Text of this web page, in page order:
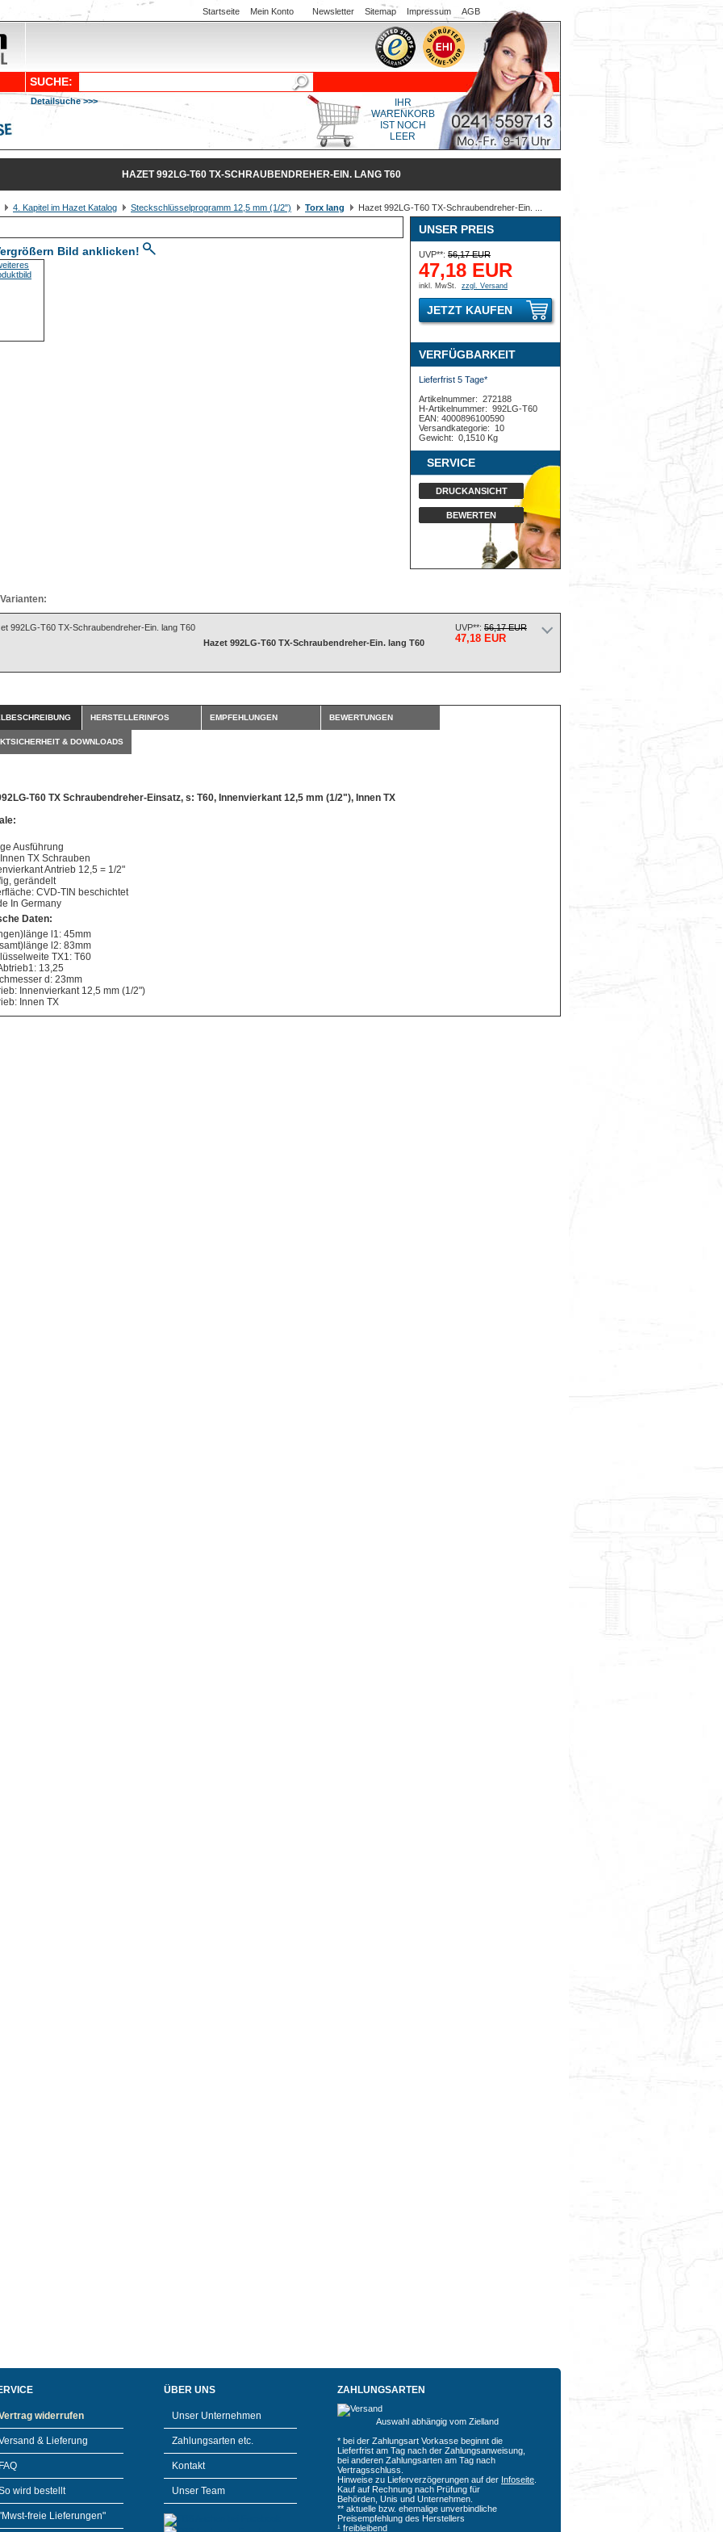
Startseite Mein Konto Newsletter Sitemap Impressum AGB
SUCHE:
Detailsuche >>>
IHR
WARENKORB
IST NOCH
LEER
HAZET 992LG-T60 TX-SCHRAUBENDREHER-EIN. LANG T60
4. Kapitel im Hazet Katalog Steckschlüsselprogramm 12,5 mm (1/2") Torx lang Hazet 992LG-T60 TX-Schraubendreher-Ein. ...
Bild anklicken!
UNSER PREIS
UVP**: 56,17 EUR
47,18 EUR
inkl. MwSt. zzgl. Versand
JETZT KAUFEN
VERFÜGBARKEIT
Lieferfrist 5 Tage*
Artikelnummer: 272188
H-Artikelnummer: 992LG-T60
EAN: 4000896100590
Versandkategorie:
10
Gewicht: 0,1510 Kg
SERVICE
DRUCKANSICHT
BEWERTEN
Hazet 992LG-T60 TX-Schraubendreher-Ein. lang T60
UVP**: 56,17 EUR
47,18 EUR
HERSTELLERINFOS EMPFEHLUNGEN BEWERTUNGEN
& DOWNLOADS
T60 TX Schraubendreher-Einsatz, s: T60, Innenvierkant 12,5 mm (1/2"), Innen TX
Ausführung
TX Schrauben
Antrieb 12,5 = 1/2"
gerändelt
CVD-TIN beschichtet
In Germany
Daten:
l1: 45mm
l2: 83mm
TX1: T60
13,25
d: 23mm
Innenvierkant 12,5 mm (1/2")
Innen TX
widerrufen
& Lieferung
FAQ
wird bestellt
freie Lieferungen"
ÜBER UNS
Unser Unternehmen
Zahlungsarten etc.
Kontakt
Unser Team
ZAHLUNGSARTEN
Auswahl abhängig vom Zielland
* bei der Zahlungsart Vorkasse beginnt die
Lieferfrist am Tag nach der Zahlungsanweisung,
bei anderen Zahlungsarten am Tag nach
Vertragsschluss.
Hinweise zu Lieferverzögerungen auf der Infoseite
Kauf auf Rechnung nach Prüfung für
Behörden, Unis und Unternehmen.
** aktuelle bzw. ehemalige unverbindliche
Preisempfehlung des Herstellers
¹ freibleibend